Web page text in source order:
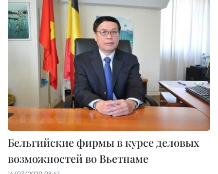
Бельгийские фирмы в курсе деловых
возможностей во Вьетнаме